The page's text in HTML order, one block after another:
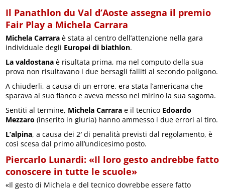
Il Panathlon du Val d’Aoste assegna il premio
Fair Play a Michela Carrara
Michela Carrara è stata al centro dell’attenzione nella gara
individuale degli Europei di biathlon.
La valdostana è risultata prima, ma nel computo della sua
prova non risultavano i due bersagli falliti al secondo poligono.
A chiuderli, a causa di un errore, era stata l’americana che
sparava al suo fianco e aveva messo nel mirino la sua sagoma.
Sentiti al termine, Michela Carrara e il tecnico Edoardo
Mezzaro(inserito in giuria) hanno ammesso i due errori al tiro.
L’alpina, a causa dei 2′ di penalità previsti dal regolamento, è
così scesa dal primo all’undicesimo posto.
Piercarlo Lunardi: «Il loro gesto andrebbe fatto
conoscere in tutte le scuole»
«Il gesto di Michela e del tecnico dovrebbe essere fatto